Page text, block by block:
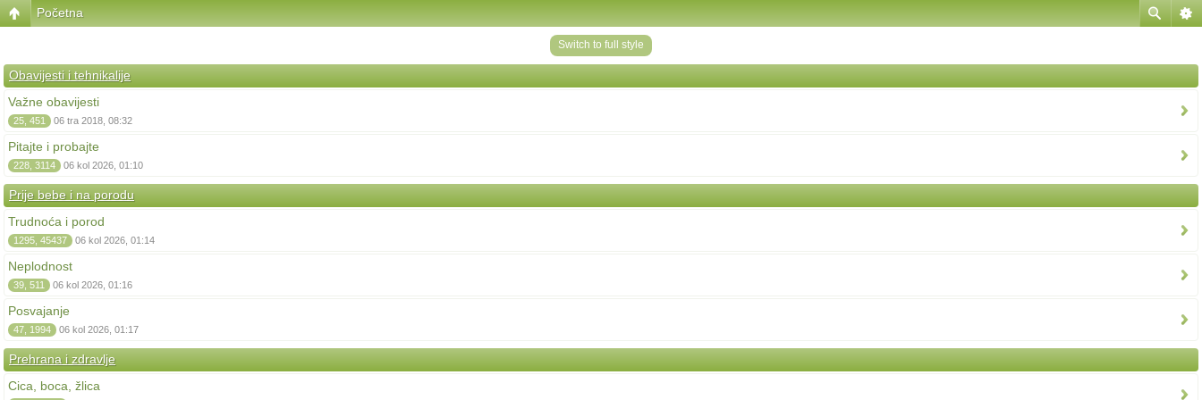
Početna
Switch to full style
Obavijesti i tehnikalije
Važne obavijesti
25, 451 06 tra 2018, 08:32
Pitajte i probajte
228, 3114 06 kol 2026, 01:10
Prije bebe i na porodu
Trudnoća i porod
1295, 45437 06 kol 2026, 01:14
Neplodnost
39, 511 06 kol 2026, 01:16
Posvajanje
47, 1994 06 kol 2026, 01:17
Prehrana i zdravlje
Cica, boca, žlica